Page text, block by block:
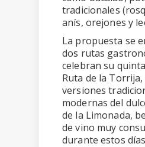
tradicionales
anís, orejones y
La propuesta se
dos rutas
celebran su
Ruta de la Torrija,
versiones
modernas del
de la Limonada,
de vino muy
durante estos